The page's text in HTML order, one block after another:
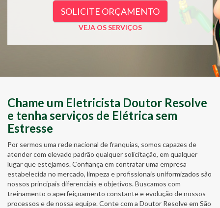
SOLICITE ORÇAMENTO
VEJA OS SERVIÇOS
Chame um Eletricista Doutor Resolve
e tenha serviços de Elétrica sem
Estresse
Por sermos uma rede nacional de franquias, somos capazes de
atender com elevado padrão qualquer solicitação, em qualquer
lugar que estejamos. Confiança em contratar uma empresa
estabelecida no mercado, limpeza e profissionais uniformizados são
nossos principais diferenciais e objetivos. Buscamos com
treinamento o aperfeiçoamento constante e evolução de nossos
processos e de nossa equipe. Conte com a Doutor Resolve em São